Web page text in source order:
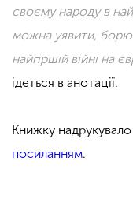
своєму народу в
можна уявити,
найгіршій війні на
ідеться в анотації.
Книжку
посиланням.